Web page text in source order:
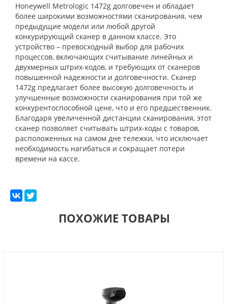
Honeywell Metrologic 1472g долговечен и обладает
более широкими возможностями сканирования, чем
предыдущие модели или любой другой
конкурирующий сканер в данном классе. Это
устройство – превосходный выбор для рабочих
процессов, включающих считывание линейных и
двухмерных штрих-кодов, и требующих от сканеров
повышенной надежности и долговечности. Сканер
1472g предлагает более высокую долговечность и
улучшенные возможности сканирования при той же
конкурентоспособной цене, что и его предшественник.
Благодаря увеличенной дистанции сканирования, этот
сканер позволяет считывать штрих-коды с товаров,
расположенных на самом дне тележки, что исключает
необходимость нагибаться и сокращает потери
времени на кассе.
ПОХОЖИЕ ТОВАРЫ